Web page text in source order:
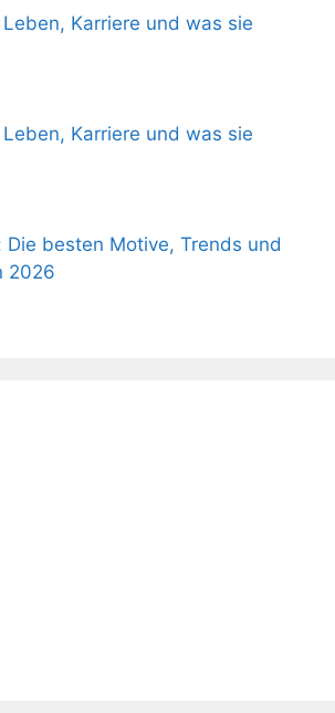
Karriere und was sie
Karriere und was sie
Die besten Motive, Trends und
2026